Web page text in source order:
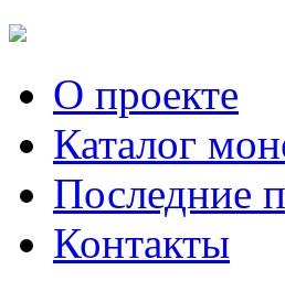
О проекте
Каталог
Последние
Контакты